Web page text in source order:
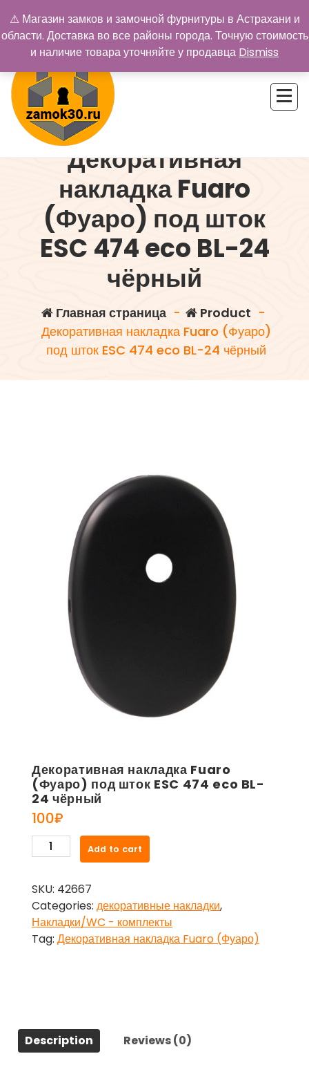
содержимому
Декоративная
накладка Fuaro
(Фуаро) под шток
ESC 474 eco BL-24
чёрный
Главная страница - Product -
Декоративная накладка Fuaro (Фуаро)
под шток ESC 474 eco BL-24 чёрный
Декоративная накладка Fuaro
(Фуаро) под шток ESC 474 eco BL-
24 чёрный
100₽
Декоративная
накладка
(Фуаро)
под
шток
ESC
чёрный
quantity
Add to cart
SKU: 42667
Categories: декоративные накладки,
Накладки/WC - комплекты
Tag: Декоративная накладка Fuaro (Фуаро)
Description Reviews (0)
⚠ Магазин замков и замочной фурнитуры в Астрахани и
области. Доставка во все районы города. Точную стоимость
и наличие товара уточняйте у продавца Dismiss